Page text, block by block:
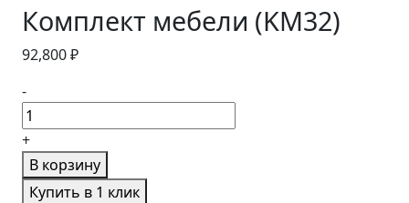
Комплект мебели (KM32)
92,800₽
-
+
В корзину
Купить в 1 клик